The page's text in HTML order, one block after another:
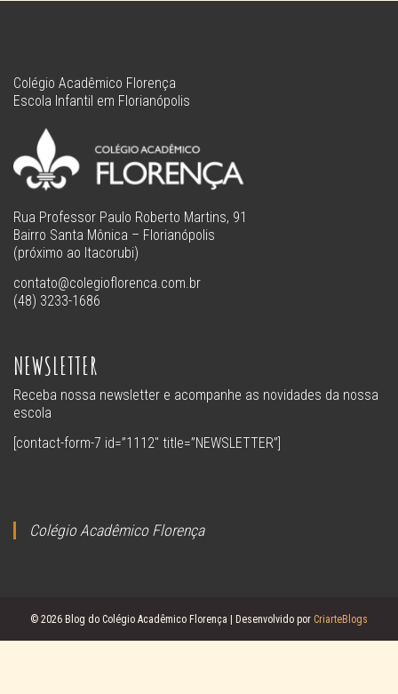
Colégio Acadêmico Florença
Escola Infantil em Florianópolis
Rua Professor Paulo Roberto Martins, 91
Bairro Santa Mônica – Florianópolis
(próximo ao Itacorubi)
contato@colegioflorenca.com.br
(48) 3233-1686
NEWSLETTER
Receba nossa newsletter e acompanhe as novidades da nossa
escola
[contact-form-7 id=”1112″ title=”NEWSLETTER”]
Colégio Acadêmico Florença
© 2026 Blog do Colégio Acadêmico Florença | Desenvolvido por CriarteBlogs